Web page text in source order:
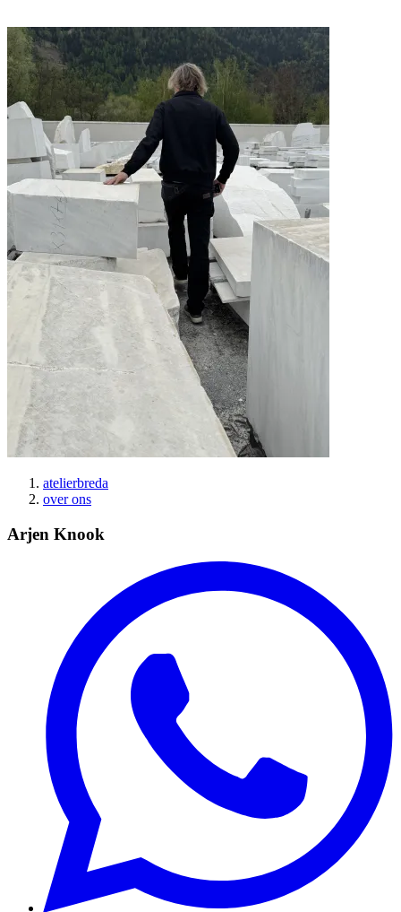
Kruimelpad
atelierbreda
over ons
Arjen Knook